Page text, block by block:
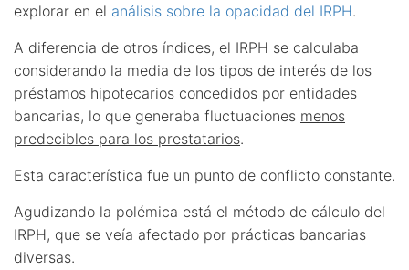
explorar en el análisis sobre la opacidad del IRPH.
A diferencia de otros índices, el IRPH se calculaba
considerando la media de los tipos de interés de los
préstamos hipotecarios concedidos por entidades
bancarias, lo que generaba fluctuaciones menos
predecibles para los prestatarios.
Esta característica fue un punto de conflicto constante.
Agudizando la polémica está el método de cálculo del
IRPH, que se veía afectado por prácticas bancarias
diversas.